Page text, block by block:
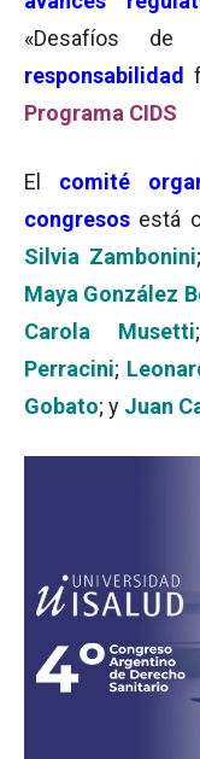
«Desafíos
responsabilidad
Programa CIDS
El comité
congresos está
Silvia Zambonini;
Maya González
Carola Musetti
Perracini;
Gobato; y Juan